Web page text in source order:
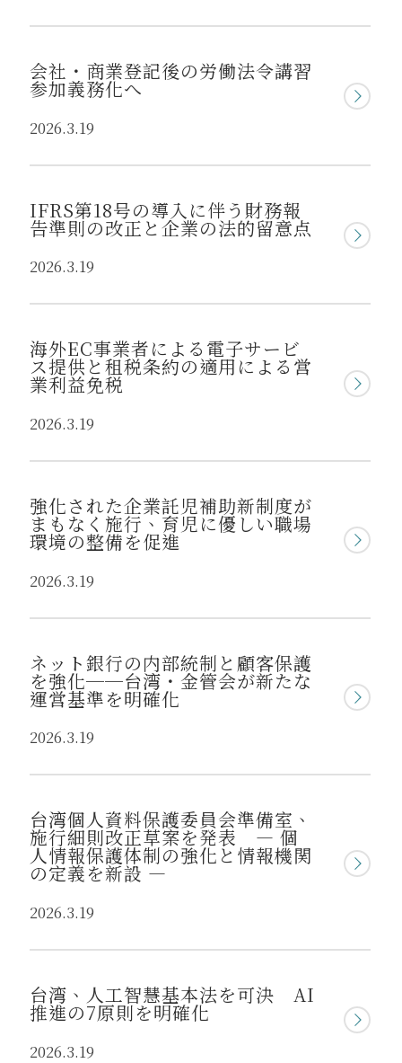
会社・商業登記後の労働法令講習
参加義務化へ
2026.3.19
IFRS第18号の導入に伴う財務報
告準則の改正と企業の法的留意点
2026.3.19
海外EC事業者による電子サービ
ス提供と租税条約の適用による営
業利益免税
2026.3.19
強化された企業託児補助新制度が
まもなく施行、育児に優しい職場
環境の整備を促進
2026.3.19
ネット銀行の内部統制と顧客保護
を強化──台湾・金管会が新たな
運営基準を明確化
2026.3.19
台湾個人資料保護委員会準備室、
施行細則改正草案を発表 ― 個
人情報保護体制の強化と情報機関
の定義を新設 ―
2026.3.19
台湾、人工智慧基本法を可決 AI
推進の7原則を明確化
2026.3.19